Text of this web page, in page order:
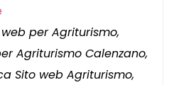
per Agriturismo,
Agriturismo Calenzano,
Sito web Agriturismo,